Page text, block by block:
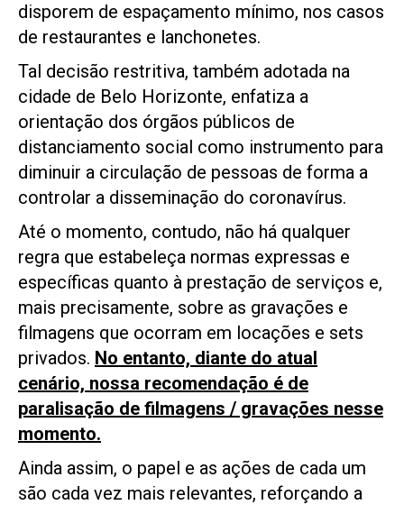
disporem de espaçamento mínimo, nos casos
de restaurantes e lanchonetes.
Tal decisão restritiva, também adotada na
cidade de Belo Horizonte, enfatiza a
orientação dos órgãos públicos de
distanciamento social como instrumento para
diminuir a circulação de pessoas de forma a
controlar a disseminação do coronavírus.
Até o momento, contudo, não há qualquer
regra que estabeleça normas expressas e
específicas quanto à prestação de serviços e,
mais precisamente, sobre as gravações e
filmagens que ocorram em locações e sets
privados. No entanto, diante do atual
cenário, nossa recomendação é de
paralisação de filmagens / gravações nesse
momento.
Ainda assim, o papel e as ações de cada um
são cada vez mais relevantes, reforçando a